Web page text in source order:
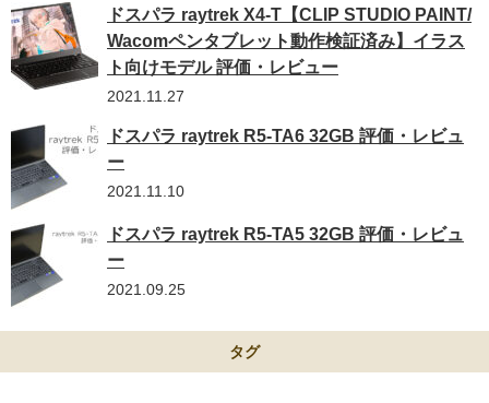
ドスパラ raytrek X4-T【CLIP STUDIO PAINT/
Wacomペンタブレット動作検証済み】イラス
ト向けモデル 評価・レビュー
2021.11.27
ドスパラ raytrek R5-TA6 32GB 評価・レビュ
ー
2021.11.10
ドスパラ raytrek R5-TA5 32GB 評価・レビュ
ー
2021.09.25
タグ